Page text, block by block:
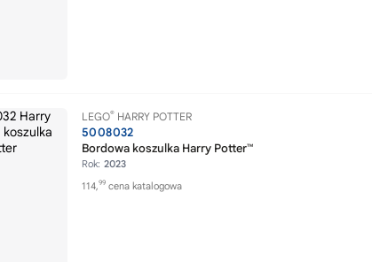
LEGO® HARRY POTTER
5008032
Bordowa koszulka Harry Potter™
Rok: 2023
114,99 cena katalogowa